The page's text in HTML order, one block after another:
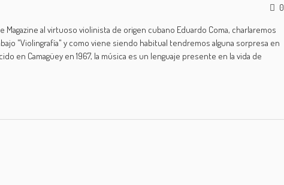
0
Magazine al virtuoso violinista de origen cubano Eduardo Coma, charlaremos
"Violingrafía" y como viene siendo habitual tendremos alguna sorpresa en
en Camagüey en 1967, la música es un lenguaje presente en la vida de